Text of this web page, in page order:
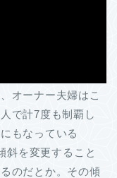
オーナー夫婦はこ
で計7度も制覇し
もなっている
斜を変更すること
のだとか。その傾